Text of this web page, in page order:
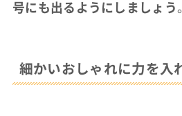
号にも出るようにしましょう 。
細かいおしゃれに力を入